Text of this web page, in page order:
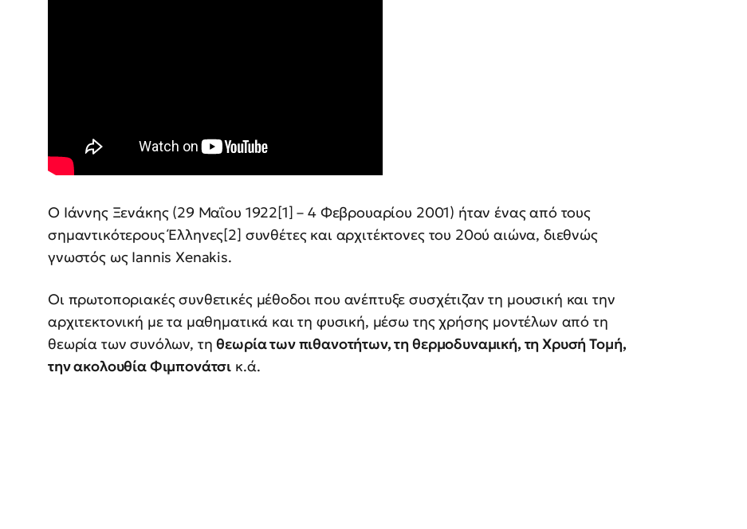
Ο Ιάννης Ξενάκης (29 Μαΐου 1922[1] – 4 Φεβρουαρίου 2001) ήταν ένας από τους
σημαντικότερους Έλληνες[2] συνθέτες και αρχιτέκτονες του 20ού αιώνα, διεθνώς
γνωστός ως Iannis Xenakis.
Οι πρωτοποριακές συνθετικές μέθοδοι που ανέπτυξε συσχέτιζαν τη μουσική και την
αρχιτεκτονική με τα μαθηματικά και τη φυσική, μέσω της χρήσης μοντέλων από τη
θεωρία των συνόλων, τηθεωρία των πιθανοτήτων, τη θερμοδυναμική, τη Χρυσή Τομή,
την ακολουθία Φιμπονάτσι κ.ά.